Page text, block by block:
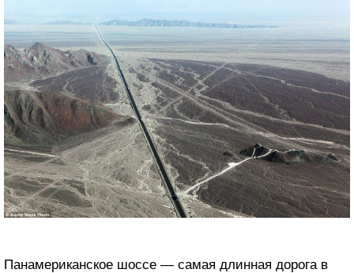
Панамериканское шоссе — самая длинная дорога в